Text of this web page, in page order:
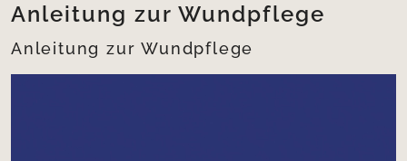
Anleitung zur Wundpflege
Anleitung zur Wundpflege